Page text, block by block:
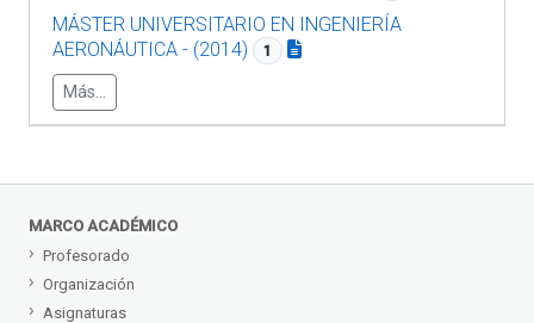
MÁSTER UNIVERSITARIO EN INGENIERÍA
AERONÁUTICA - (2014)
1
Más...
MARCO ACADÉMICO
Profesorado
Organización
Asignaturas